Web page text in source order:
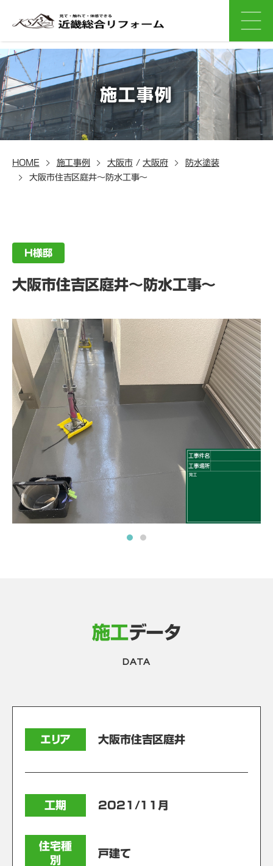
施工事例
HOME 施工事例 大阪市/大阪府
防水塗装
大阪市住吉区庭井～防水工事～
H様邸
大阪市住吉区庭井～防水工事～
施工データ
DATA
エリア 大阪市住吉区庭井
工期 2021/11月
住宅種
別
戸建て